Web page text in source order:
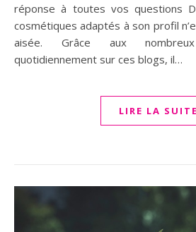
réponse à toutes vos questions
cosmétiques adaptés à son profil
aisée. Grâce aux
quotidiennement sur ces blogs, il…
LIRE LA SUITE